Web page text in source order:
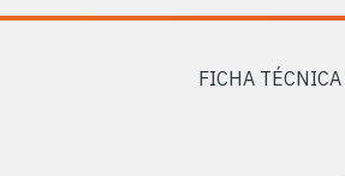
FICHA TÉCNICA